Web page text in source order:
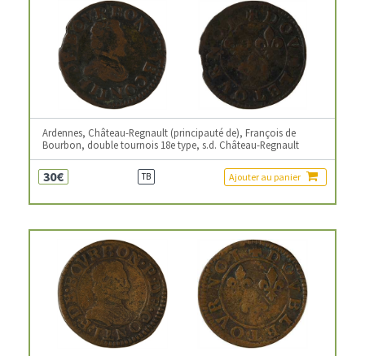
Ardennes, Château-Regnault (principauté de), François de
Bourbon, double tournois 18e type, s.d. Château-Regnault
30€ TB Ajouter au panier